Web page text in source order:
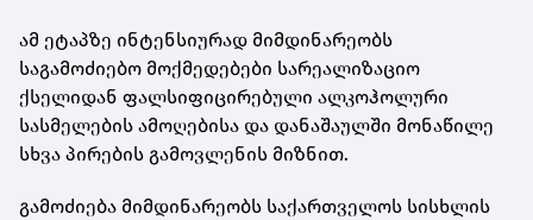
ამ ეტაპზე ინტენსიურად მიმდინარეობს
საგამოძიებო მოქმედებები სარეალიზაციო
ქსელიდან ფალსიფიცირებული ალკოჰოლური
სასმელების ამოღებისა და დანაშაულში მონაწილე
სხვა პირების გამოვლენის მიზნით.
გამოძიება მიმდინარეობს საქართველოს სისხლის